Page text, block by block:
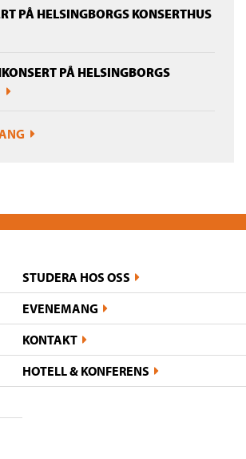
PÅ HELSINGBORGS KONSERTHUS
PÅ HELSINGBORGS
STUDERA HOS OSS
EVENEMANG
KONTAKT
HOTELL & KONFERENS